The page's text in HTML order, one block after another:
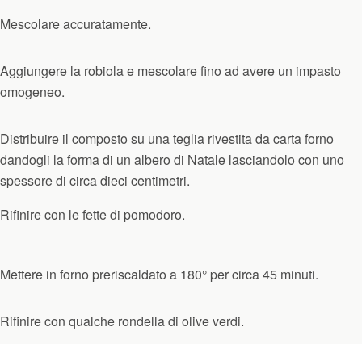
Mescolare accuratamente.
Aggiungere la robiola e mescolare fino ad avere un impasto
omogeneo.
Distribuire il composto su una teglia rivestita da carta forno
dandogli la forma di un albero di Natale lasciandolo con uno
spessore di circa dieci centimetri.
Rifinire con le fette di pomodoro.
Mettere in forno preriscaldato a 180° per circa 45 minuti.
Rifinire con qualche rondella di olive verdi.